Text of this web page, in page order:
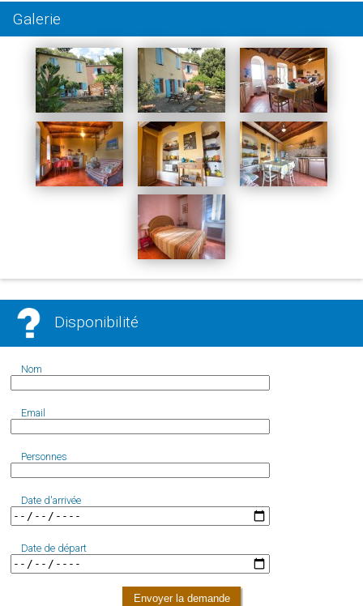
Galerie
Disponibilité
Nom
Email
Personnes
Date d'arrivée
Date de départ
Envoyer la demande